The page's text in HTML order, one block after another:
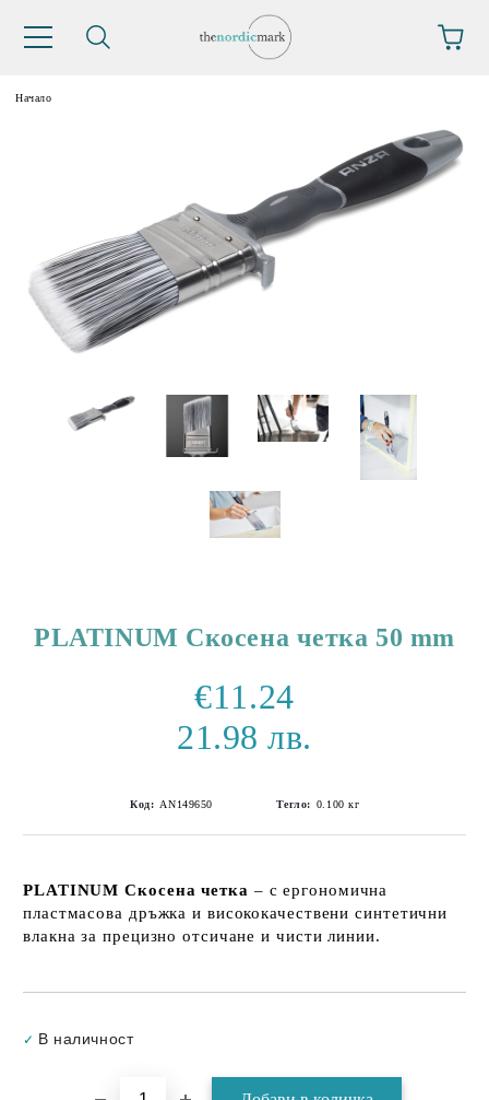
Начало
PLATINUM Скосена четка 50 mm
€11.24
21.98 лв.
Код: AN149650 Тегло: 0.100 кг
PLATINUM Скосена четка – с ергономична
пластмасова дръжка и висококачествени синтетични
влакна за прецизно отсичане и чисти линии.
✓ В наличност